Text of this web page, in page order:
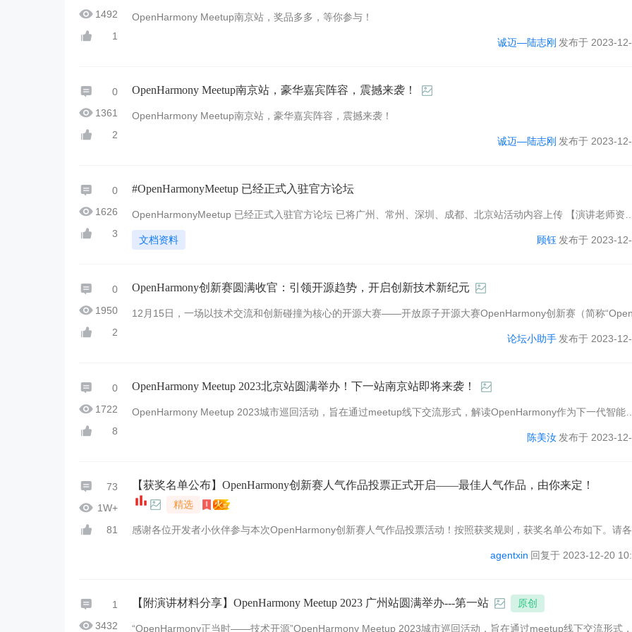
1492
1
OpenHarmony Meetup南京站，奖品多多，等你参与！
诚迈—陆志刚 发布于 2023-
0
1361
2
OpenHarmony Meetup南京站，豪华嘉宾阵容，震撼来袭！
OpenHarmony Meetup南京站，豪华嘉宾阵容，震撼来袭！
诚迈—陆志刚 发布于 2023-
0
1626
3
#OpenHarmonyMeetup 已经正式入驻官方论坛
OpenHarmonyMeetup 已经正式入驻官方论坛 已将广州、常州、深圳、成都、北京站活动内容上传 【演讲老师资
分享】 https://forums.openharmony.cn/
p ...
文档资料 顾钰 发布于 2023-
0
1950
2
OpenHarmony创新赛圆满收官：引领开源趋势，开启创新技术新纪元
12月15日，一场以技术交流和创新碰撞为核心的开源大赛——开放原子开源大赛OpenHarmony创新赛（简称
论坛小助手 发布于 2023-
0
1722
8
OpenHarmony Meetup 2023北京站圆满举办！下一站南京站即将来袭！
OpenHarmony Meetup 2023城市巡回活动，旨在通过meetup线下交流形式，解读OpenHarmony作为下一代智能
陈美汝 发布于 2023-
73
1W+
81
【获奖名单公布】OpenHarmony创新赛人气作品投票正式开启——最佳人气作品，由你来定！
精选
感谢各位开发者小伙伴参与本次OpenHarmony创新赛人气作品投票活动！按照获奖规则，获奖名单公布如下。请
agentxin 回复于 2023-12-20
1
3432
【附演讲材料分享】OpenHarmony Meetup 2023 广州站圆满举办---第一站 原创
“OpenHarmony正当时——技术开源”OpenHarmony Meetup 2023城市巡回活动，旨在通过meetup线下交流形式